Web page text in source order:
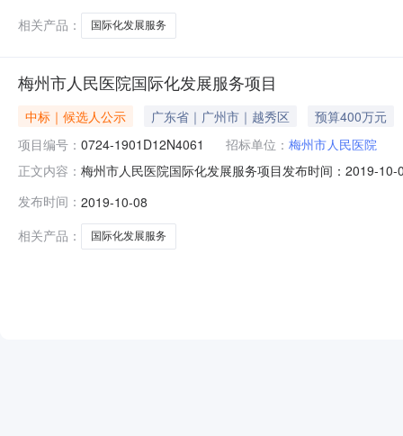
相关产品：
国际化发展服务
梅州市人民医院国际化发展服务项目
中标｜候选人公示 广东省｜广州市｜越秀区
预算400万元
项目编号： 0724-1901D12N4061 招标单位： 梅州市人民医院
正文内容： 梅州市人民医院国际化发展服务项目发布时间：2019-
域广东省公告时间2019年10月08日18:55本项目招标公
发布时间： 2019-10-08
相关产品：
国际化发展服务